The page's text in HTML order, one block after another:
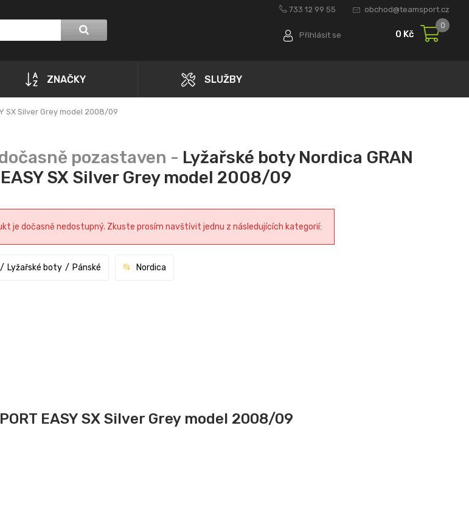
733 12 99 55 obchod@teamsport.cz
Přihlásit se 0 Kč
0
ZNAČKY SLUŽBY
SX Silver Grey model 2008/09
Lyžařské boty Nordica GRAN
EASY SX Silver Grey model 2008/09
je dočasně nedostupný. Zkuste prosím navštívit jednu z následujících kategorií:
Lyžařské boty Pánské Nordica
EASY SX Silver Grey model 2008/09